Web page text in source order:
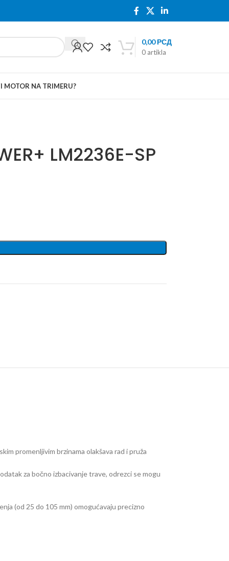
0 artikla
0,00РСД
MOTOR NA TRIMERU?
LM2236E-SP
promenljivim brzinama olakšava rad i pruža
za bočno izbacivanje trave, odrezci se mogu
(od 25 do 105 mm) omogućavaju precizno